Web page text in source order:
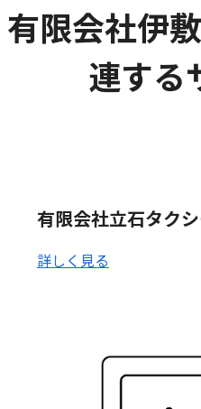
有限会社伊
連する
有限会社立石タク
詳しく見る